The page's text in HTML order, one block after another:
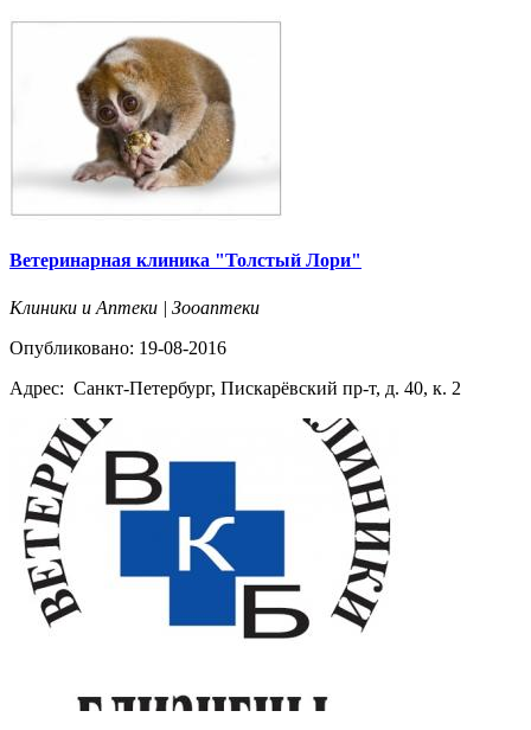
Ветеринарная клиника "Толстый Лори"
Клиники и Аптеки | Зооаптеки
Опубликовано: 19-08-2016
Адрес: Санкт-Петербург, Пискарёвский пр-т, д. 40, к. 2